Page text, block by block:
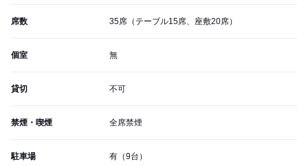
席数 35席（テーブル15席、座敷20席）
個室 無
貸切 不可
禁煙・喫煙 全席禁煙
駐車場 有（9台）